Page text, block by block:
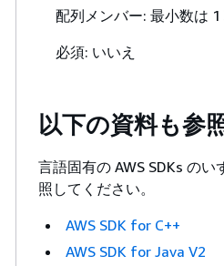
配列メンバー: 最小数は 1
必須: いいえ
以下の資料も参
言語固有の AWS SDKs の
照してください。
AWS SDK for C++
AWS SDK for Java V2